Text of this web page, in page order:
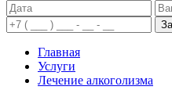
Главная
Услуги
Лечение алкоголизма